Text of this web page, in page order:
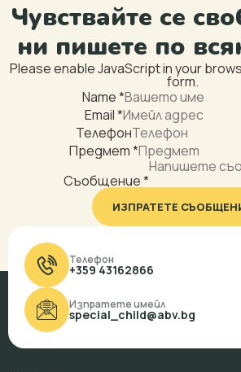
Чувствайте се
ни пишете по
Please enable JavaScript in your
form.
Name*
Email*
Телефон
Предмет*
Email
Телефон
Съобщение*
ИЗПРАТЕТЕ
Телефон
+359 43162866
Изпратете имейл
special_child@abv.bg